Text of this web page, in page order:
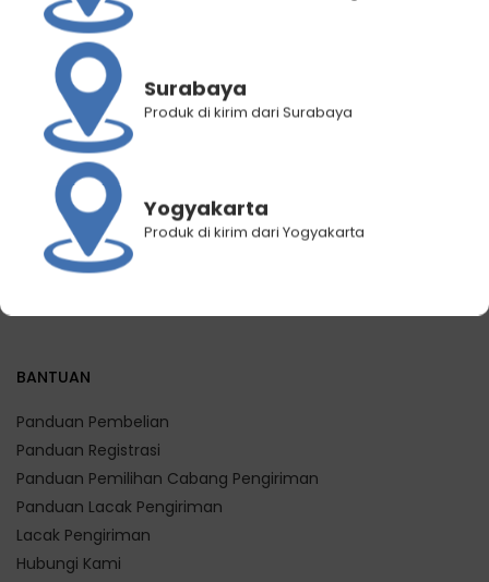
BELI 3 GRATIS 1 Mujigae by
Wonhae Banana Milk
Original 250 mL
Rp60.000 Rp
Wonhae Banana Milk
Strawberry 250 mL
BANTUAN
Panduan Pembelian
Panduan Registrasi
Panduan Pemilihan Cabang Pengiriman
Panduan Lacak Pengiriman
Lacak Pengiriman
Hubungi Kami
Surabaya
Produk di kirim dari Surabaya
Yogyakarta
Produk di kirim dari Yogyakarta